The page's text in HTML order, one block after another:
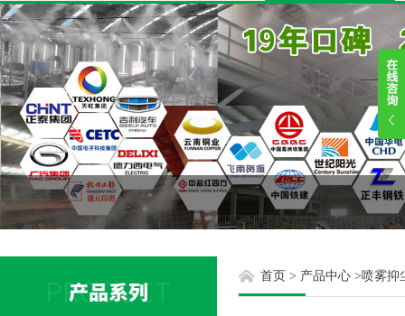
首页 > 产品中心 >喷雾抑